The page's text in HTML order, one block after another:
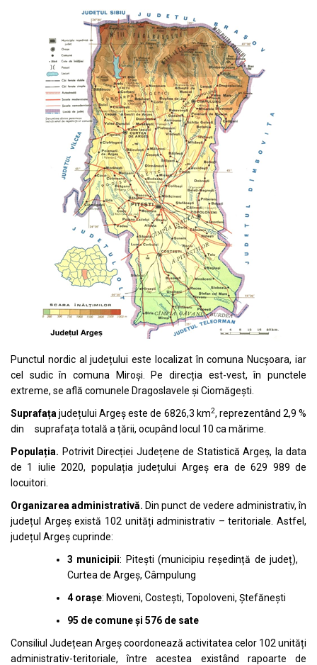
Punctul nordic al județului este localizat în comuna Nucșoara, iar
cel sudic în comuna Miroși. Pe direcția est-vest, în punctele
extreme, se află comunele Dragoslavele și Ciomăgești.
Suprafațajudețului Argeș este de 6826,3 km2, reprezentând 2,9 %
din suprafața totală a țării, ocupând locul 10 ca mărime.
Populația. Potrivit Direcției Județene de Statistică Argeș, la data
de 1 iulie 2020, populația județului Argeș era de 629 989 de
locuitori.
Organizarea administrativă. Din punct de vedere administrativ, în
județul Argeș există 102 unități administrativ – teritoriale. Astfel,
județul Argeș cuprinde:
3 municipii: Pitești (municipiu reședință de județ),
Curtea de Argeș, Câmpulung
4 orașe: Mioveni, Costești, Topoloveni, Ștefănești
95 de comune și 576 de sate
Consiliul Județean Argeș coordonează activitatea celor 102 unități
administrativ-teritoriale, între acestea existând rapoarte de